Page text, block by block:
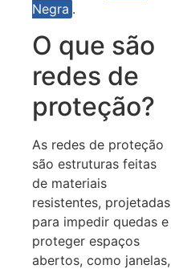
Negra .
O que são
redes de
proteção?
As redes de proteção
são estruturas feitas
de materiais
resistentes, projetadas
para impedir quedas e
proteger espaços
abertos, como janelas,